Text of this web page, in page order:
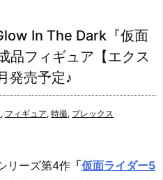
In The Dark『仮面
品フィギュア【エクス
発売予定♪
, フィギュア, 特撮, プレックス
リーズ第4作 「仮面ライダー5